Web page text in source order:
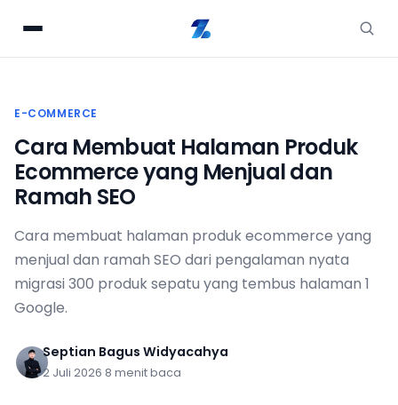
E-COMMERCE
Cara Membuat Halaman Produk
Ecommerce yang Menjual dan
Ramah SEO
Cara membuat halaman produk ecommerce yang
menjual dan ramah SEO dari pengalaman nyata
migrasi 300 produk sepatu yang tembus halaman 1
Google.
Septian Bagus Widyacahya
2 Juli 2026 8 menit baca